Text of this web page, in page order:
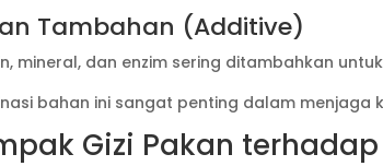
Tambahan (Additive)
mineral, dan enzim sering ditambahkan
bahan ini sangat penting dalam menjaga
Gizi Pakan